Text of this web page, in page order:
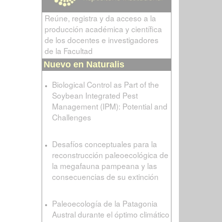
Reúne, registra y da acceso a la
producción académica y científica
de los docentes e investigadores
de la Facultad
Nuevo en Naturalis
Biological Control as Part of the
Soybean Integrated Pest
Management (IPM): Potential and
Challenges
Desafíos conceptuales para la
reconstrucción paleoecológica de
la megafauna pampeana y las
consecuencias de su extinción
Paleoecología de la Patagonia
Austral durante el óptimo climático